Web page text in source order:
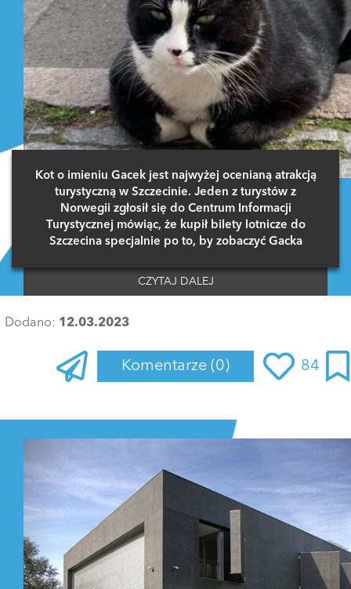
Kot o imieniu Gacek jest najwyżej ocenianą atrakcją
turystyczną w Szczecinie. Jeden z turystów z
Norwegii zgłosił się do Centrum Informacji
Turystycznej mówiąc, że kupił bilety lotnicze do
Szczecina specjalnie po to, by zobaczyć Gacka
CZYTAJ DALEJ
Dodano: 12.03.2023
Komentarze (0) 84